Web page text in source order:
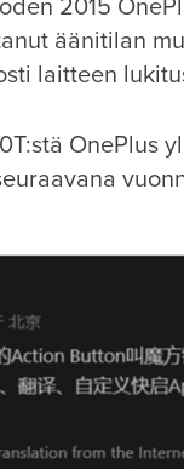
2015
äänitilan
laitteen
OnePlus